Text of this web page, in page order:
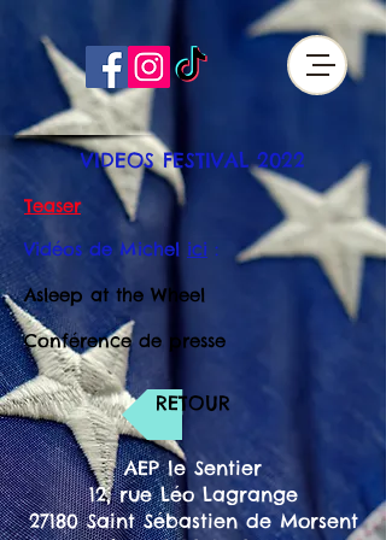
VIDEOS FESTIVAL 2022
Teaser
Vidéos de Michel ici :
Asleep at the Wheel
Conférence de presse
RETOUR
AEP le Sentier
12, rue Léo Lagrange
27180 Saint Sébastien de Morsent